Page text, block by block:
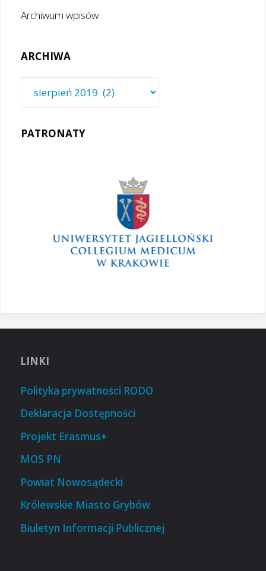
Archiwum wpisów
ARCHIWA
PATRONATY
LINKI
Polityka prywatności RODO
Deklaracja Dostępności
Projekt Erasmus+
MOS PN
Powiat Nowosądecki
Królewskie Miasto Grybów
Biuletyn Informacji Publicznej